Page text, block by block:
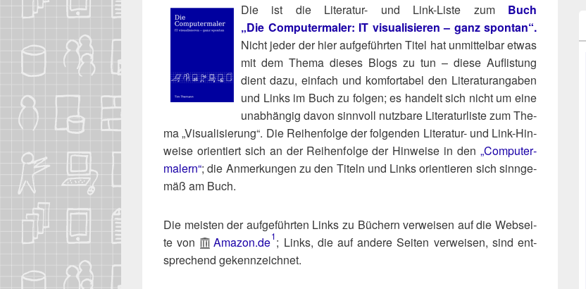
Die ist die Lite­ra­tur- und Link-Lis­te zum Buch
„Die Computermaler: IT visua­li­sie­ren – ganz spon­tan“.
Nicht jeder der hier auf­ge­führ­ten Titel hat unmit­tel­bar etwas
mit dem The­ma die­ses Blogs zu tun – die­se Auf­lis­tung
dient dazu, ein­fach und kom­for­ta­bel den Lite­ra­tur­an­ga­ben
und Links im Buch zu fol­gen; es han­delt sich nicht um eine
unab­hän­gig davon sinn­voll nutz­ba­re Lite­ra­tur­lis­te zum The­
ma „Visua­li­sie­rung“. Die Rei­hen­fol­ge der fol­gen­den Lite­ra­tur- und Link-Hin­
wei­se ori­en­tiert sich an der Rei­hen­fol­ge der Hin­wei­se in den „Com­pu­ter­
ma­lern“; die Anmer­kun­gen zu den Titeln und Links ori­en­tie­ren sich sinn­ge­
mäß am Buch.
Die meis­ten der auf­ge­führ­ten Links zu Büchern ver­wei­sen auf die Web­sei­
te von
Ama​zon​.de1; Links, die auf ande­re Sei­ten ver­wei­sen, sind ent­
spre­chend gekennzeichnet.